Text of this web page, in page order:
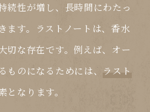
続性が増し、長時間にわたっ
す。
ラストノート は、香水
切な存在です。例えば、オー
ものになるためには、 ラスト
となります。